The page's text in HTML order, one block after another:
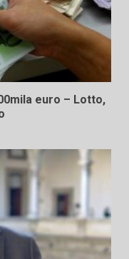
euro – Lotto,